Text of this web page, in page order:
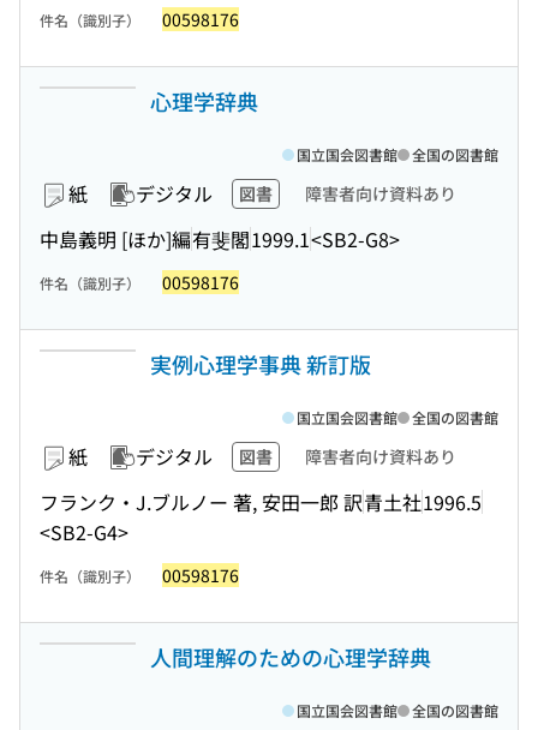
件名（識別子） 00598176
心理学辞典
紙 デジタル 図書 障害者向け資料あり
中島義明 [ほか]編有斐閣1999.1<SB2-G8>
国立国会図書館 全国の図書館
件名（識別子） 00598176
実例心理学事典 新訂版
紙 デジタル 図書 障害者向け資料あり
フランク・J.ブルノー 著, 安田一郎 訳青土社1996.5
<SB2-G4>
国立国会図書館 全国の図書館
件名（識別子） 00598176
人間理解のための心理学辞典
国立国会図書館 全国の図書館